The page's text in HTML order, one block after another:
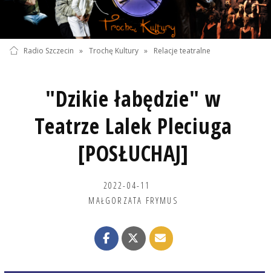
Radio Szczecin » Trochę Kultury » Relacje teatralne
"Dzikie łabędzie" w
Teatrze Lalek Pleciuga
[POSŁUCHAJ]
2022-04-11
MAŁGORZATA FRYMUS